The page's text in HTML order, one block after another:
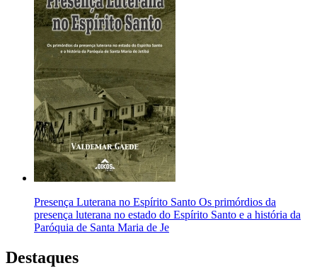
Presença Luterana no Espírito Santo Os primórdios da
presença luterana no estado do Espírito Santo e a história da
Paróquia de Santa Maria de Je
Destaques